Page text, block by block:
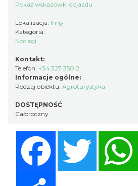
Pokaż wskazówki dojazdu
Lokalizacja: Inny
Kategoria:
Noclegi
Kontakt:
Telefon: +34 327 350 2
Informacje ogólne:
Rodzaj obiektu: Agroturystyka
DOSTĘPNOŚĆ
Całoroczny
Twitter